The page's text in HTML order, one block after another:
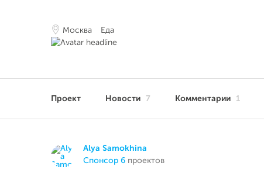
Москва Еда
Проект Новости 7 Комментарии 1
Аlya Samokhina
спонсор 6 проектов